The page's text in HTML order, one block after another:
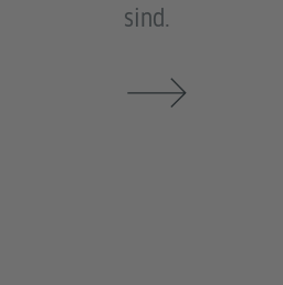
sind.